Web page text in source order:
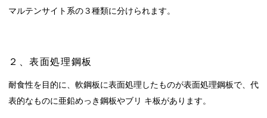
マルテンサイト系の３種類に分けられます。
２、表面処理鋼板
耐食性を目的に、軟鋼板に表面処理したものが表面処理鋼板で、代
表的なものに亜鉛めっき鋼板やブリ キ板があります。